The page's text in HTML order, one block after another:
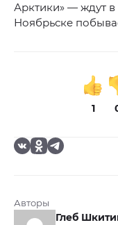
Арктики» — ждут в
Ноябрьске
1
Авторы
Глеб